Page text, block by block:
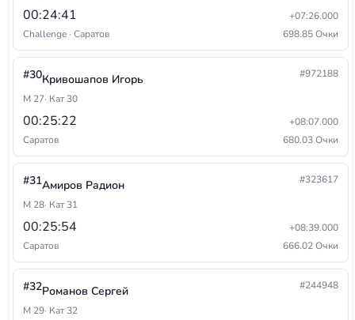
00:24:41
+07:26.000
Challenge · Саратов
698.85 Очки
#30Кривошапов Игорь
#972188
М 27· Кат 30
00:25:22
+08:07.000
Саратов
680.03 Очки
#31Амиров Радион
#323617
М 28· Кат 31
00:25:54
+08:39.000
Саратов
666.02 Очки
#32Романов Сергей
#244948
М 29· Кат 32